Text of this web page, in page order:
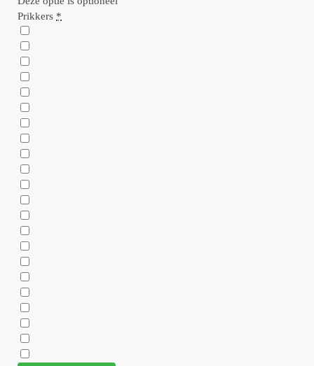
Prikkers *